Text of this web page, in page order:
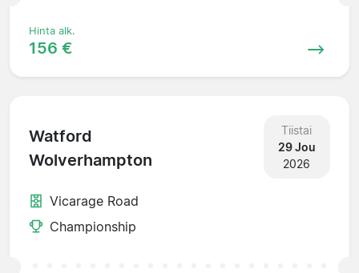
Hinta alk.
156 €
Watford
Wolverhampton
Tiistai
29 Jou
2026
Vicarage Road
Championship